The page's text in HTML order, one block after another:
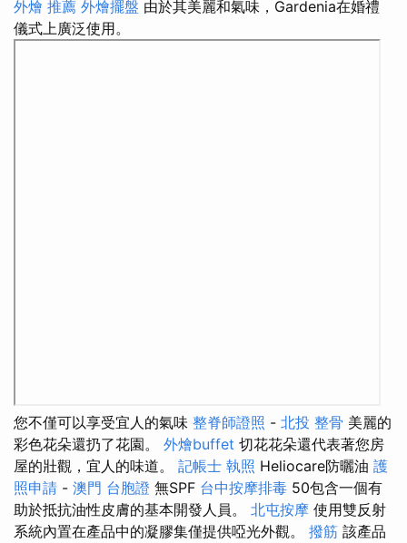
外燴 推薦 外燴擺盤 由於其美麗和氣味，Gardenia在婚禮
儀式上廣泛使用。
您不僅可以享受宜人的氣味 整脊師證照 - 北投 整骨 美麗的
彩色花朵還扔了花園。 外燴buffet 切花花朵還代表著您房
屋的壯觀，宜人的味道。 記帳士 執照 Heliocare防曬油 護
照申請 - 澳門 台胞證 無SPF 台中按摩排毒 50包含一個有
助於抵抗油性皮膚的基本開發人員。 北屯按摩 使用雙反射
系統內置在產品中的凝膠集僅提供啞光外觀。 撥筋 該產品